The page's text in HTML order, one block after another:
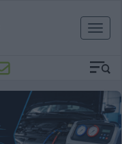
Toggle